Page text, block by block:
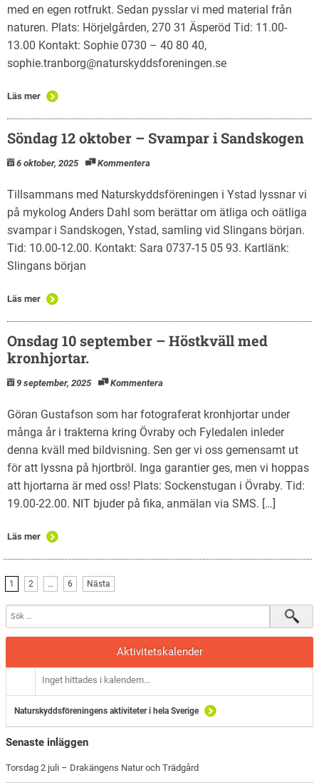
med en egen rotfrukt. Sedan pysslar vi med material från
naturen. Plats: Hörjelgården, 270 31 Äsperöd Tid: 11.00-
13.00 Kontakt: Sophie 0730 – 40 80 40,
sophie.tranborg@naturskyddsforeningen.se
Läs mer
Söndag 12 oktober – Svampar i Sandskogen
6 oktober, 2025 Kommentera
Tillsammans med Naturskyddsföreningen i Ystad lyssnar vi
på mykolog Anders Dahl som berättar om ätliga och oätliga
svampar i Sandskogen, Ystad, samling vid Slingans början.
Tid: 10.00-12.00. Kontakt: Sara 0737-15 05 93. Kartlänk:
Slingans början
Läs mer
Onsdag 10 september – Höstkväll med
kronhjortar.
9 september, 2025 Kommentera
Göran Gustafson som har fotograferat kronhjortar under
många år i trakterna kring Övraby och Fyledalen inleder
denna kväll med bildvisning. Sen ger vi oss gemensamt ut
för att lyssna på hjortbröl. Inga garantier ges, men vi hoppas
att hjortarna är med oss! Plats: Sockenstugan i Övraby. Tid:
19.00-22.00. NIT bjuder på fika, anmälan via SMS. […]
Läs mer
1 2 … 6 Nästa
Aktivitetskalender
Inget hittades i kalendern...
Naturskyddsföreningens aktiviteter i hela Sverige
Senaste inläggen
Torsdag 2 juli – Drakängens Natur och Trädgård